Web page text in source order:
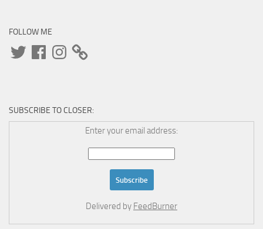
FOLLOW ME
TwitterFacebookInstagram
SUBSCRIBE TO CLOSER:
Enter your email address:
Delivered by FeedBurner